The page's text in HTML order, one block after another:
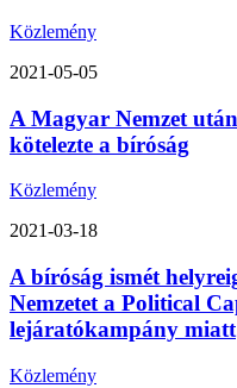
Közlemény
2021-05-05
A Magyar Nemzet
kötelezte a bíróság
Közlemény
2021-03-18
A bíróság ismét
Nemzetet a Political
lejáratókampány miatt
Közlemény